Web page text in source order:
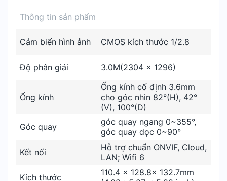
Thông tin sản phẩm
Cảm biến hình ảnh CMOS kích thước 1/2.8
Độ phân giải 3.0M(2304 x 1296)
Ống kính
Ống kính cố định 3.6mm
cho góc nhìn 82°(H), 42°
(V), 100°(D)
Góc quay
góc quay ngang 0~355°,
góc quay dọc 0~90°
Kết nối
Hỗ trợ chuẩn ONVIF, Cloud,
LAN; Wifi 6
Kích thước
110.4 × 128.8× 132.7mm